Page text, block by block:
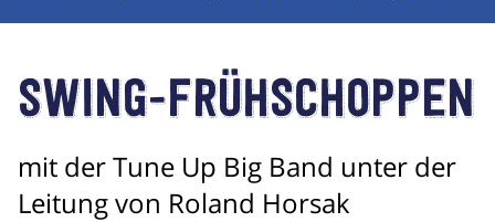
Swing-Frühschoppen
mit der Tune Up Big Band unter der
Leitung von Roland Horsak